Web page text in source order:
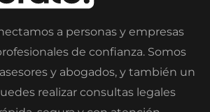
a personas y empresas
de confianza. Somos
y abogados, y también un
realizar consultas legales